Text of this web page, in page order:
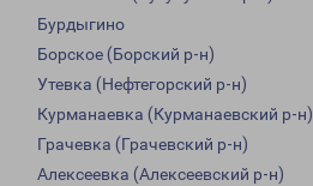
Бурдыгино
Борское (Борский р-н)
Утевка (Нефтегорский р-н)
Курманаевка (Курманаевский р-н)
Грачевка (Грачевский р-н)
Алексеевка (Алексеевский р-н)